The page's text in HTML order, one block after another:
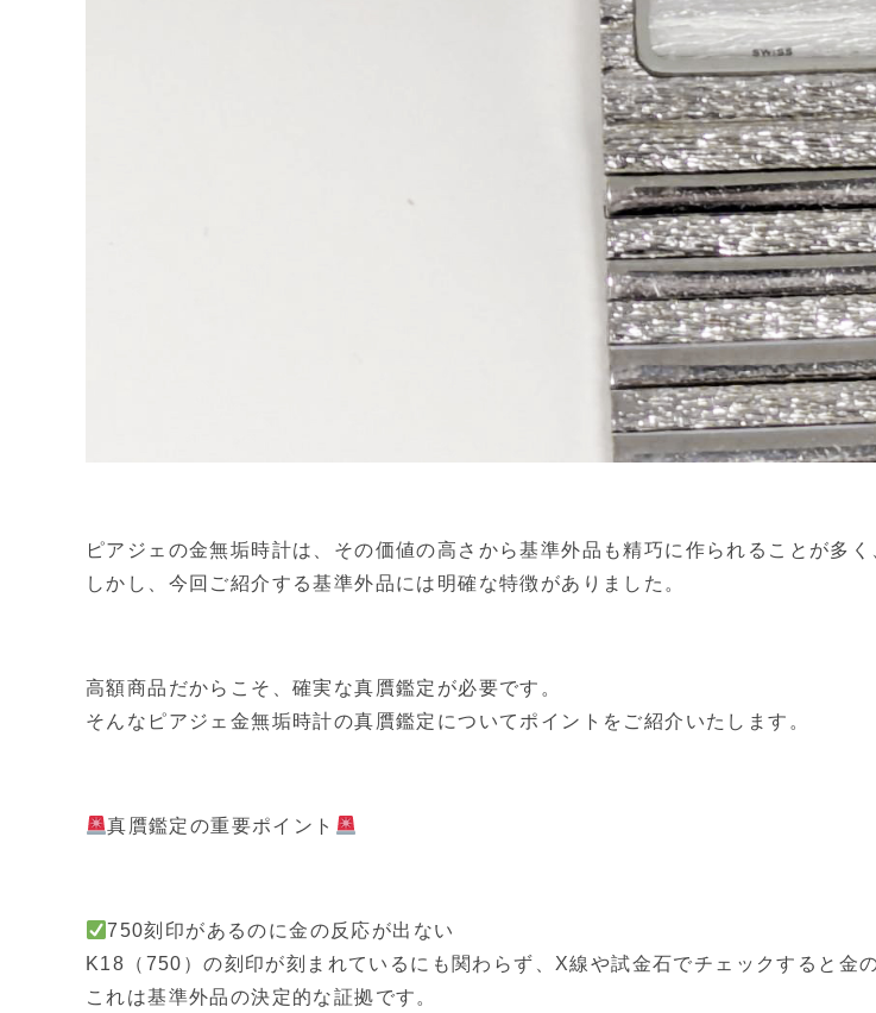
ピアジェの金無垢時計は、その価値の高さから基準外品も精巧に作られることが多
しかし、今回ご紹介する基準外品には明確な特徴がありました。
高額商品だからこそ、確実な真贋鑑定が必要です。
そんなピアジェ金無垢時計の真贋鑑定についてポイントをご紹介いたします。
真贋鑑定の重要ポイント
750刻印があるのに金の反応が出ない
K18（750）の刻印が刻まれているにも関わらず、X線や試金石でチェックすると金
これは基準外品の決定的な証拠です。